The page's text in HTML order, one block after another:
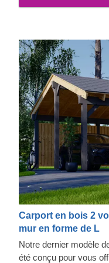
Carport en bois 2
mur en forme de L
Notre dernier modèle
été conçu pour vous